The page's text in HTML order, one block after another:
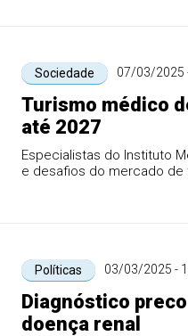
Sociedade 07/03/2025
Turismo médico
até 2027
Especialistas do Instituto
e desafios do mercado
Políticas 03/03/2025 -
Diagnóstico
doença renal